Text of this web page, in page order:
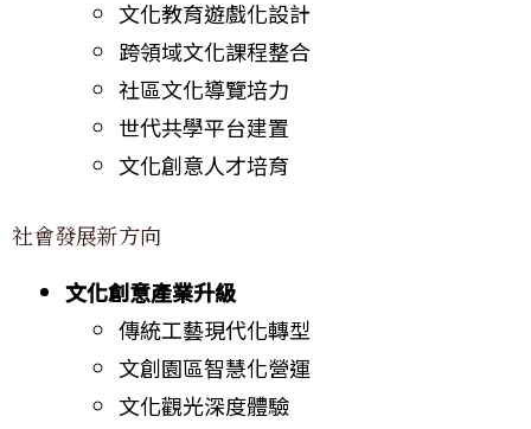
文化教育遊戲化設計
跨領域文化課程整合
社區文化導覽培力
世代共學平台建置
文化創意人才培育
社會發展新方向
文化創意產業升級
傳統工藝現代化轉型
文創園區智慧化營運
文化觀光深度體驗